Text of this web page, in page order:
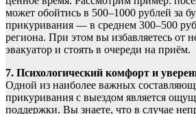
может обойтись в 500–1000 рублей за
прикуривания — в среднем 300–500
региона. При этом вы избавляетесь от
эвакуатор и стоять в очереди на приём.
7. Психологический комфорт и
Одной из наиболее важных
прикуривания с выездом является
поддержки. Вы знаете, что в случае